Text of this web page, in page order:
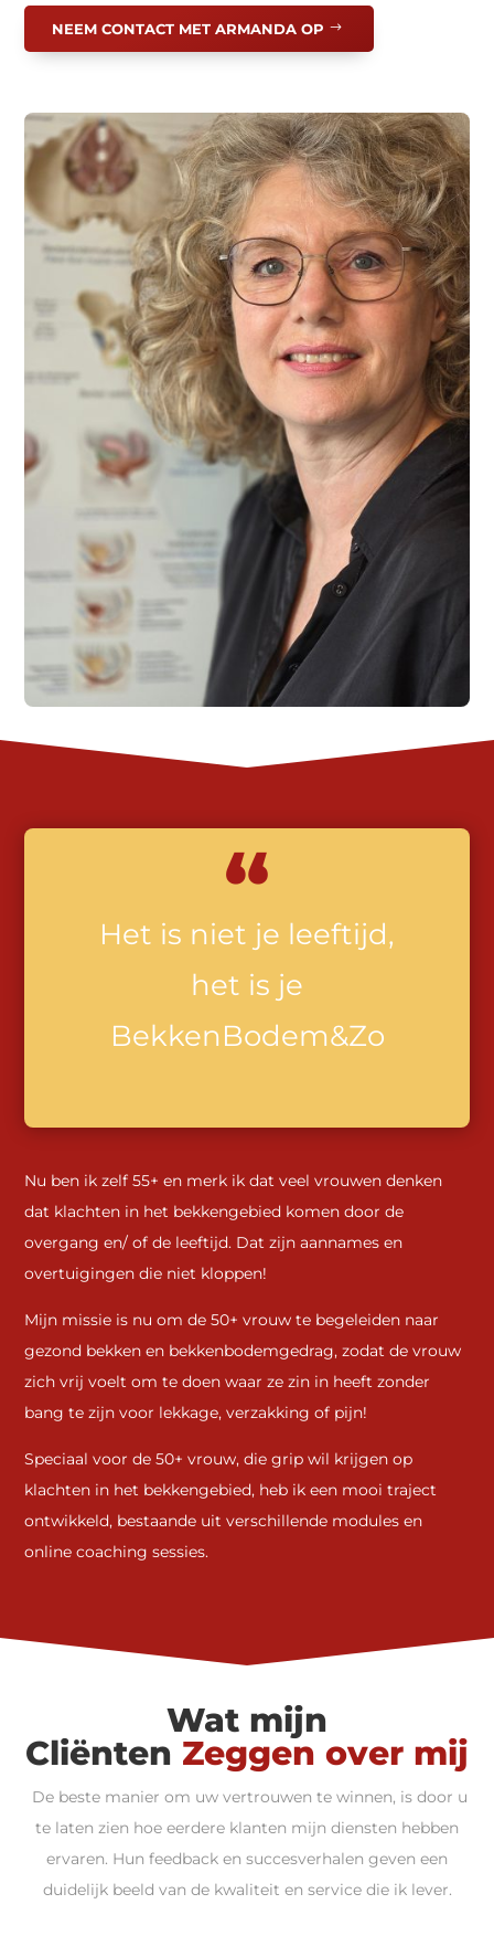
NEEM CONTACT MET ARMANDA OP
“
Het is niet je leeftijd,
het is je
BekkenBodem&Zo
Nu ben ik zelf 55+ en merk ik dat veel vrouwen denken
dat klachten in het bekkengebied komen door de
overgang en/ of de leeftijd. Dat zijn aannames en
overtuigingen die niet kloppen!
Mijn missie is nu om de 50+ vrouw te begeleiden naar
gezond bekken en bekkenbodemgedrag, zodat de vrouw
zich vrij voelt om te doen waar ze zin in heeft zonder
bang te zijn voor lekkage, verzakking of pijn!
Speciaal voor de 50+ vrouw, die grip wil krijgen op
klachten in het bekkengebied, heb ik een mooi traject
ontwikkeld, bestaande uit verschillende modules en
online coaching sessies.
Wat mijn
Cliënten Zeggen over mij
De beste manier om uw vertrouwen te winnen, is door u
te laten zien hoe eerdere klanten mijn diensten hebben
ervaren. Hun feedback en succesverhalen geven een
duidelijk beeld van de kwaliteit en service die ik lever.